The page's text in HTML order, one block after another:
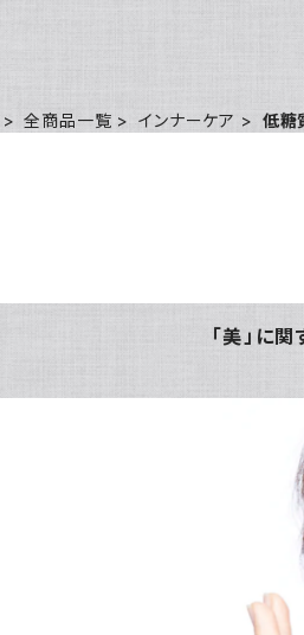
全商品一覧 インナーケア 低糖
「美」に